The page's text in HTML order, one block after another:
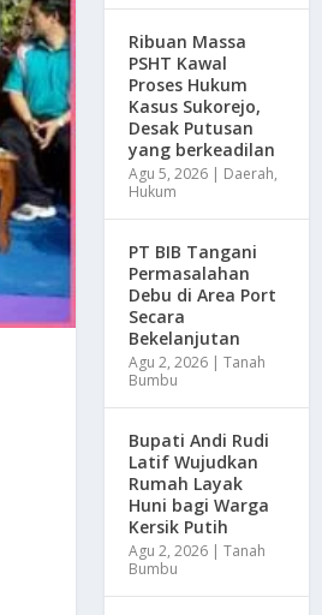
Ribuan Massa
PSHT Kawal
Proses Hukum
Kasus Sukorejo,
Desak Putusan
yang berkeadilan
Agu 5, 2026| Daerah,
Hukum
PT BIB Tangani
Permasalahan
Debu di Area Port
Secara
Bekelanjutan
Agu 2, 2026| Tanah
Bumbu
Bupati Andi Rudi
Latif Wujudkan
Rumah Layak
Huni bagi Warga
Kersik Putih
Agu 2, 2026| Tanah
Bumbu